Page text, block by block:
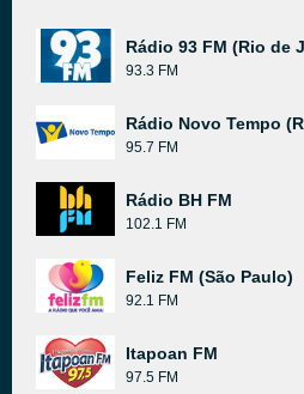
Rádio 93 FM (Rio de
93.3 FM
Rádio Novo Tempo
95.7 FM
Rádio BH FM
102.1 FM
Feliz FM (São Paulo)
92.1 FM
Itapoan FM
97.5 FM